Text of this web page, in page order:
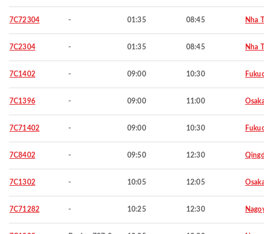
7C72304 - 01:35 08:45 Nha
7C2304 - 01:35 08:45 Nha
7C1402 - 09:00 10:30
7C1396 - 09:00 11:00
7C71402 - 09:00 10:30
7C8402 - 09:50 12:30
7C1302 - 10:05 12:05
7C71282 - 10:25 12:30